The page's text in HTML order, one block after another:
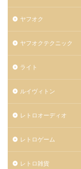
ヤフオク
ヤフオクテクニック
ライト
ルイヴィトン
レトロオーディオ
レトロゲーム
レトロ雑貨